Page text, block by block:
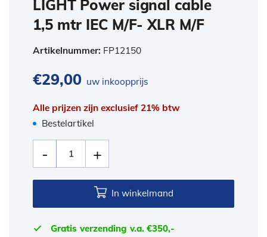
LIGHT Power signal cable
1,5 mtr IEC M/F- XLR M/F
Artikelnummer: FP12150
€29,00 uw inkoopprijs
Alle prijzen zijn exclusief 21% btw
Bestelartikel
In winkelmand
Gratis verzending v.a. €350,-